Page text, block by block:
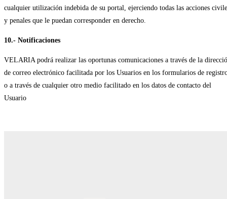
cualquier utilización indebida de su portal, ejerciendo todas las acciones
y penales que le puedan corresponder en derecho.
10.- Notificaciones
VELARIA podrá realizar las oportunas comunicaciones a través de la
de correo electrónico facilitada por los Usuarios en los formularios de
o a través de cualquier otro medio facilitado en los datos de contacto del
Usuario